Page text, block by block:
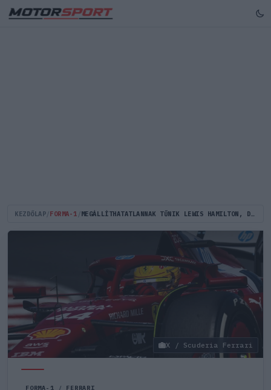
KEZDŐLAP FORMA-1 MEGÁLLÍTHATATLANNAK TŰNIK LEWIS HAMILTON, DE EZ A HÉTVÉGE MÁS LEHET
X / Scuderia Ferrari
FORMA-1 / FERRARI